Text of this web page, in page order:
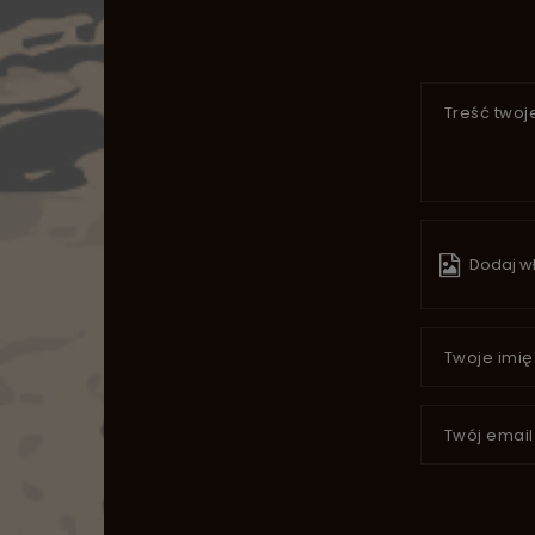
Treść
Dodaj
Twoje imię
Twój email